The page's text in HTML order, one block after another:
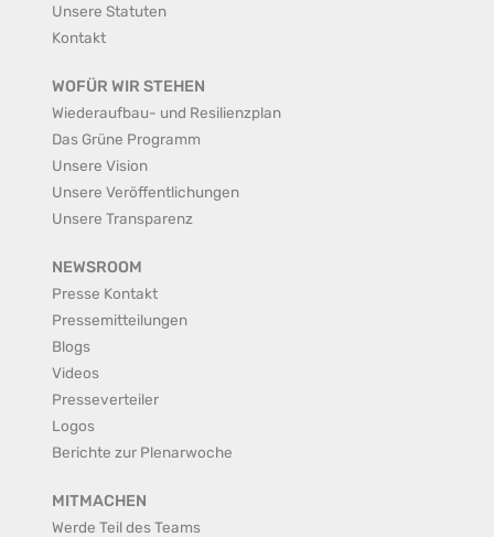
Unsere Statuten
Kontakt
WOFÜR WIR STEHEN
Wiederaufbau- und Resilienzplan
Das Grüne Programm
Unsere Vision
Unsere Veröffentlichungen
Unsere Transparenz
NEWSROOM
Presse Kontakt
Pressemitteilungen
Blogs
Videos
Presseverteiler
Logos
Berichte zur Plenarwoche
MITMACHEN
Werde Teil des Teams